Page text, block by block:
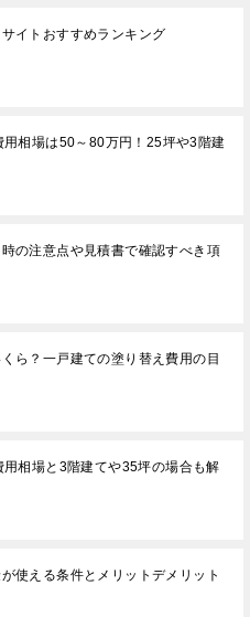
イトおすすめランキング
相場は50～80万円！25坪や3階建
の注意点や見積書で確認すべき項
ら？一戸建ての塗り替え費用の目
相場と3階建てや35坪の場合も解
使える条件とメリットデメリット